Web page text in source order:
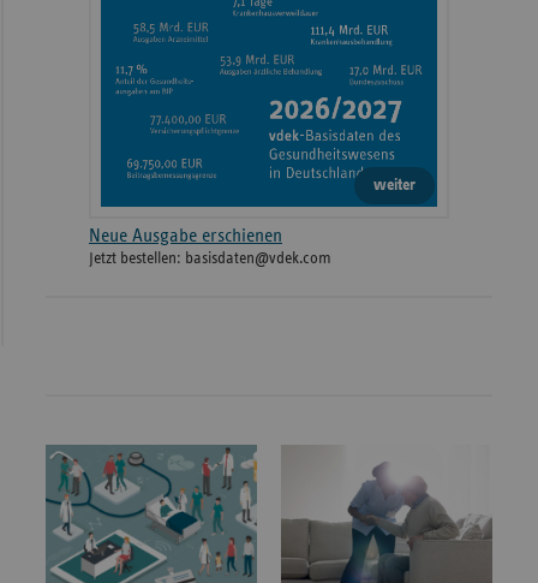
weiter
Neue Ausgabe erschienen
Jetzt bestellen: basisdaten@vdek.com